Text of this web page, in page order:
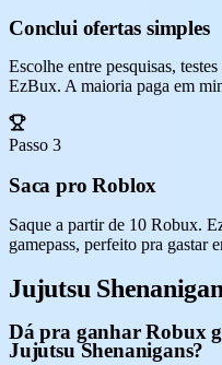
Conclui ofertas simples
Escolhe entre pesquisas,
EzBux. A maioria paga em
Passo 3
Saca pro Roblox
Saque a partir de 10 Robux.
gamepass, perfeito pra gastar
Jujutsu
Dá pra ganhar Robux
Jujutsu Shenanigans?